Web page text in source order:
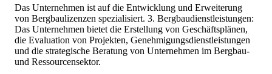
Das Unternehmen ist auf die Entwicklung und Erweiterung
von Bergbaulizenzen spezialisiert. 3. Bergbaudienstleistungen:
Das Unternehmen bietet die Erstellung von Geschäftsplänen,
die Evaluation von Projekten, Genehmigungsdienstleistungen
und die strategische Beratung von Unternehmen im Bergbau-
und Ressourcensektor.